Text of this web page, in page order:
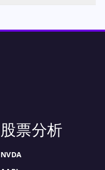
股票分析
NVDA